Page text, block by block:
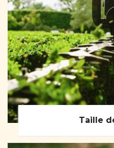
Taille